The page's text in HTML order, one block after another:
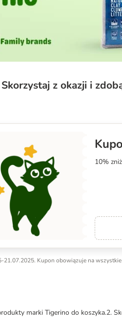
Skorzystaj z okazji i
10%
Kupon obowiązuje na
marki Tigerino do koszyka.2.